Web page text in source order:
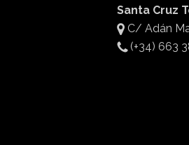
Santa Cruz
C/ Adán
(+34) 663